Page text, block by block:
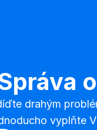
drahým
vyplňte